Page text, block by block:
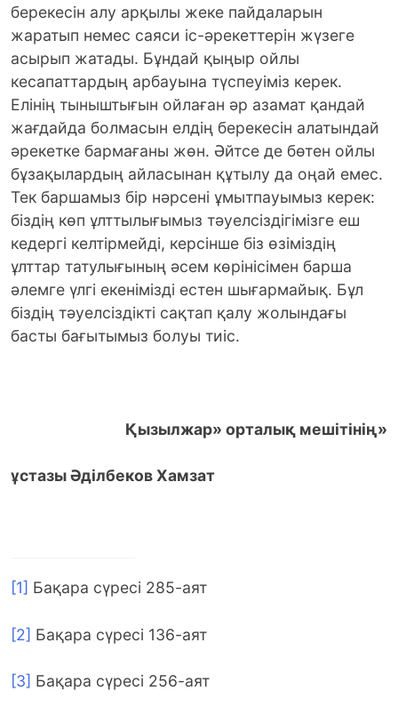
берекесін алу арқылы жеке пайдаларын
жаратып немес саяси іс-әрекеттерін жүзеге
асырып жатады. Бұндай қыңыр ойлы
кесапаттардың арбауына түспеуіміз керек.
Елінің тыныштығын ойлаған әр азамат қандай
жағдайда болмасын елдің берекесін алатындай
әрекетке бармағаны жөн. Әйтсе де бөтен ойлы
бұзақылардың айласынан құтылу да оңай емес.
Тек баршамыз бір нәрсені ұмытпауымыз керек:
біздің көп ұлттылығымыз тәуелсіздігімізге еш
кедергі келтірмейді, керсінше біз өзіміздің
ұлттар татулығының әсем көрінісімен барша
әлемге үлгі екенімізді естен шығармайық. Бұл
біздің тәуелсіздікті сақтап қалу жолындағы
басты бағытымыз болуы тиіс.
«Қызылжар» орталық мешітінің
ұстазы Әділбеков Хамзат
[1] Бақара сүресі 285-аят
[2] Бақара сүресі 136-аят
[3] Бақара сүресі 256-аят